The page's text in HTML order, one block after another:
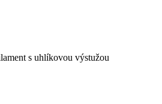
s uhlíkovou výstužou